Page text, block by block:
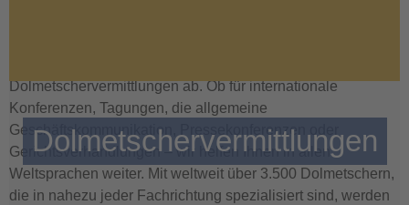
Fachbereiche
Über uns
Kundenportal
Kontakt
Dolmetschervermittlungen
Dolmetschervermittlungen ab. Ob für internationale
Konferenzen, Tagungen, die allgemeine
Geschäftskommunikation, Pressekonferenzen oder
Gerichtsverhandlungen – wir helfen Ihnen in allen
Weltsprachen weiter. Mit weltweit über 3.500 Dolmetschern,
die in nahezu jeder Fachrichtung spezialisiert sind, werden